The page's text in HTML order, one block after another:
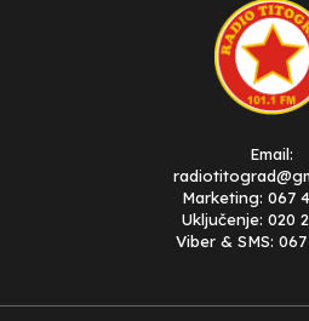
Email:
Marketing: 067
Uključenje: 020
Viber & SMS: 067